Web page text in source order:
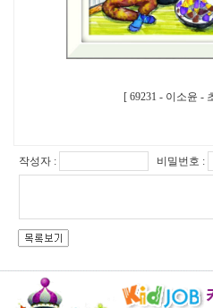
[ 69231 - 이소윤 -
작성자 : 비밀번호 :